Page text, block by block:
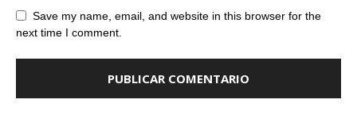
Save my name, email, and website in this browser for the
next time I comment.